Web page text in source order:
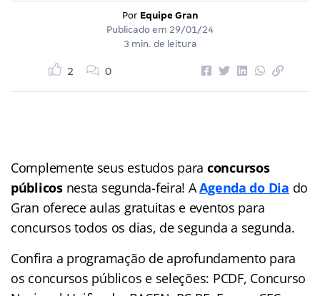
Por Equipe Gran
Publicado em 29/01/24
3 min. de leitura
2 0
Complemente seus estudos para concursos
públicosnesta segunda-feira! AAgenda do Dia do
Gran oferece aulas gratuitas e eventos para
concursos todos os dias, de segunda a segunda.
Confira a programação de aprofundamento para
os concursos públicos e seleções: PCDF, Concurso